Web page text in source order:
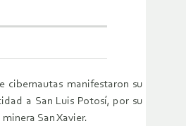
cibernautas manifestaron su
a San Luis Potosí­, por su
San Xavier.